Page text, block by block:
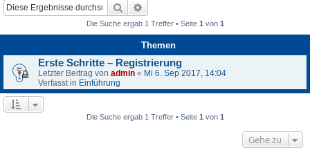
Suche
Die Suche ergab 1 Treffer • Seite 1 von 1
Themen
Erste Schritte – Registrierung
Letzter Beitrag von admin « Mi 6. Sep 2017, 14:04
Verfasst in Einführung
Die Suche ergab 1 Treffer • Seite 1 von 1
Gehe zu